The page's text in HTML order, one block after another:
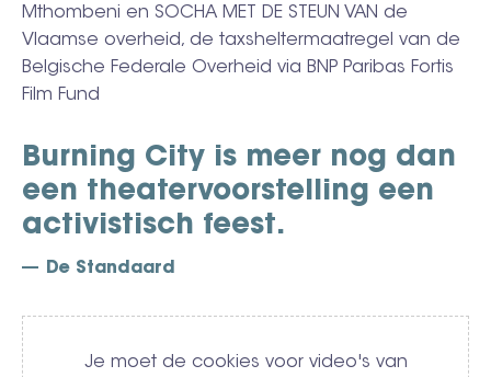
Mthombeni en SOCHA MET DE STEUN VAN de
Vlaamse overheid, de taxsheltermaatregel van de
Belgische Federale Overheid via BNP Paribas Fortis
Film Fund
Burning City is meer nog dan
een theatervoorstelling een
activistisch feest.
De Standaard
Video
Je moet de cookies voor video's van